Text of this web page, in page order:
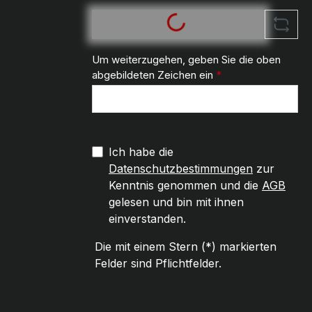
Um weiterzugehen, geben Sie die oben
abgebildeten Zeichen ein *
Ich habe die
Datenschutzbestimmungen zur
Kenntnis genommen und die AGB
gelesen und bin mit ihnen
einverstanden.
Die mit einem Stern (*) markierten
Felder sind Pflichtfelder.